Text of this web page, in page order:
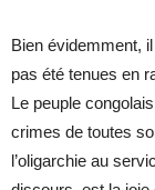
Bien évidemment,
pas été tenues en
Le peuple
crimes de toutes
l’oligarchie au